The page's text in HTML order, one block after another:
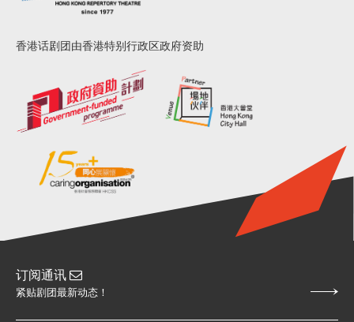
香港话剧团由香港特别行政区政府资助
订阅通讯
紧贴剧团最新动态！